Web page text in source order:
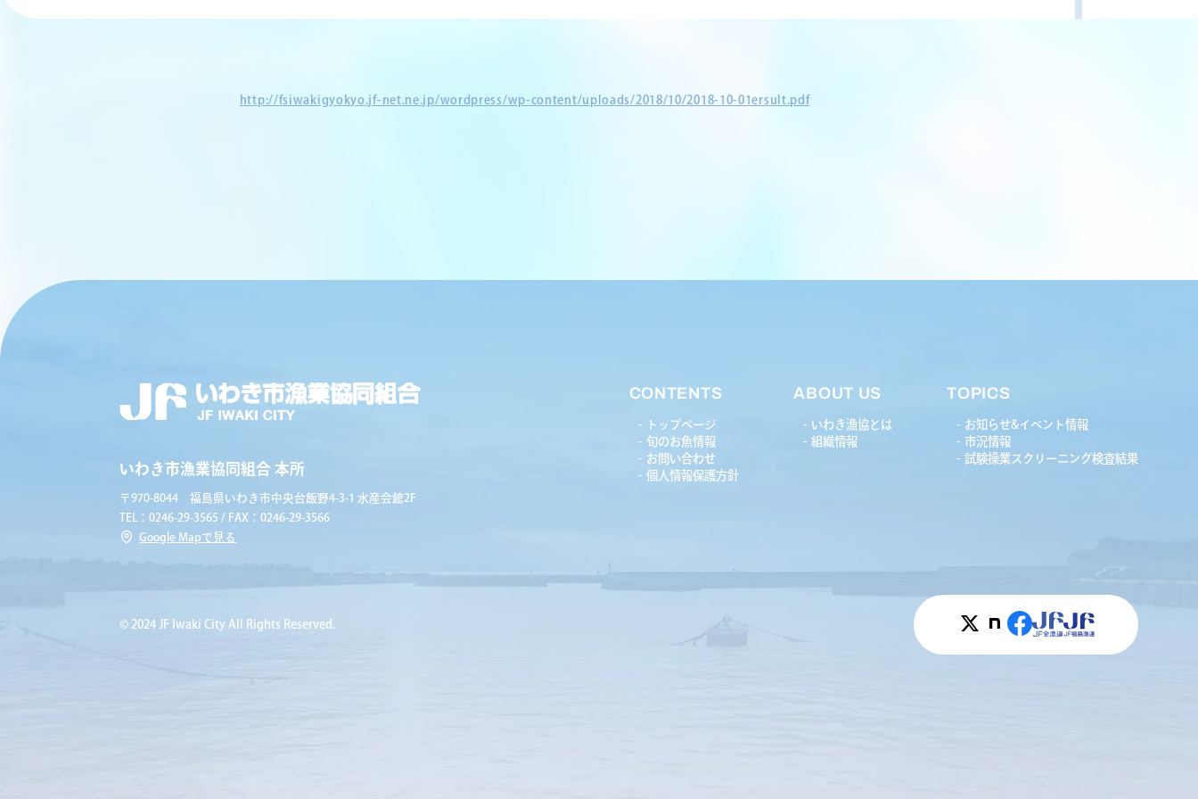
http://fsiwakigyokyo.jf-net.ne.jp/wordpress/wp-content/uploads/2018/10/2018-10-01ersult.pdf
いわき市漁業協同組合 本所
〒970-8044 福島県いわき市中央台飯野4-3-1 水産会館2F
TEL：0246-29-3565 / FAX：0246-29-3566
Google Mapで見る
CONTENTS
トップページ
旬のお魚情報
お問い合わせ
個人情報保護方針
ABOUT US
いわき漁協とは
組織情報
TOPICS
お知らせ&イベント情報
市況情報
試験操業スクリーニング検査結果
© 2024 JF Iwaki City All Rights Reserved.